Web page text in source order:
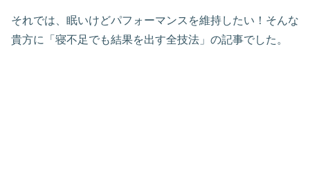
それでは、眠いけどパフォーマンスを維持したい！そんな
貴方に「寝不足でも結果を出す全技法」の記事でした。